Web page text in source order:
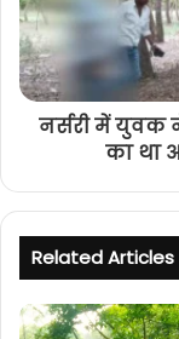
नर्सरी में युवक
का था
Related Articles